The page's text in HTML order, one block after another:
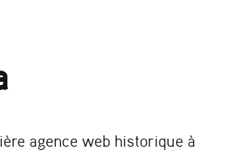
agence web historique à